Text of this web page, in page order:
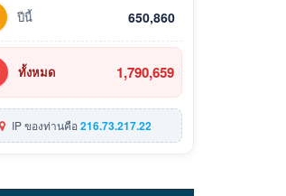
ปีนี้ 650,860
ทั้งหมด 1,790,659
IP ของท่านคือ216.73.217.22